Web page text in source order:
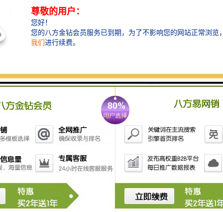
4. **费用计算**：
- 自动根据时间记录和计费标准计算费用
- 提供费用明细和生成
- 生成项目报告和费用报告
6. **通知和提醒**：
- 发送费用未结清的通知
- 支持将数据导出为Excel、PDF等格式
8. **统计分析**：
- 提供费用统计和分析图表